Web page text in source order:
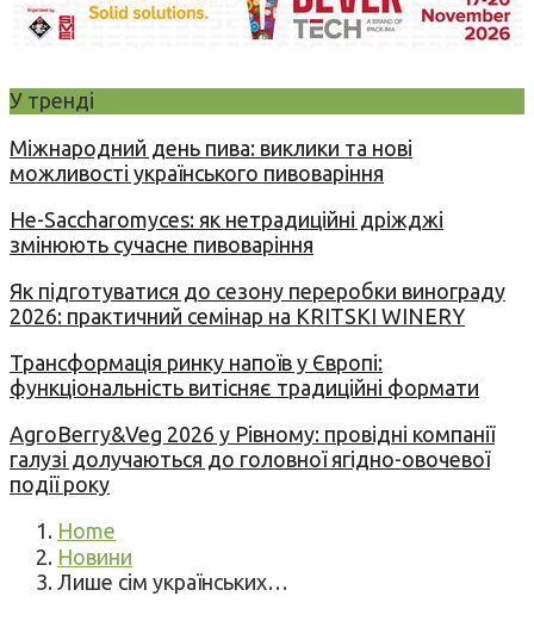
У тренді
Міжнародний день пива: виклики та нові
можливості українського пивоваріння
Не-Saccharomyces: як нетрадиційні дріжджі
змінюють сучасне пивоваріння
Як підготуватися до сезону переробки винограду
2026: практичний семінар на KRITSKI WINERY
Трансформація ринку напоїв у Європі:
функціональність витісняє традиційні формати
AgroBerry&Veg 2026 у Рівному: провідні компанії
галузі долучаються до головної ягідно-овочевої
події року
Home
Новини
Лише сім українських…